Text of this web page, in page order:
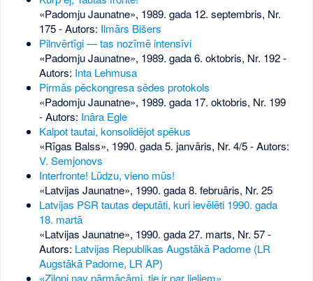
«Padomju Jaunatne», 1989. gada 12. septembris, Nr.
175- Autors: Ilmārs Bišers
Pilnvērtīgi — tas nozīmē intensīvi
«Padomju Jaunatne», 1989. gada 6. oktobris, Nr. 192-
Autors: Inta Lehmusa
Pirmās pēckongresa sēdes protokols
«Padomju Jaunatne», 1989. gada 17. oktobris, Nr. 199
- Autors: Ināra Egle
Kalpot tautai, konsolidējot spēkus
«Rīgas Balss», 1990. gada 5. janvāris, Nr. 4/5- Autors:
V. Semjonovs
Interfronte! Lūdzu, vieno mūs!
«Latvijas Jaunatne», 1990. gada 8. februāris, Nr. 25
Latvijas PSR tautas deputāti, kuri ievēlēti 1990. gada
18. martā
«Latvijas Jaunatne», 1990. gada 27. marts, Nr. 57-
Autors: Latvijas Republikas Augstākā Padome (LR
Augstākā Padome, LR AP)
«Ziloņi nav pārmācāmi, tie ir par lieliem»